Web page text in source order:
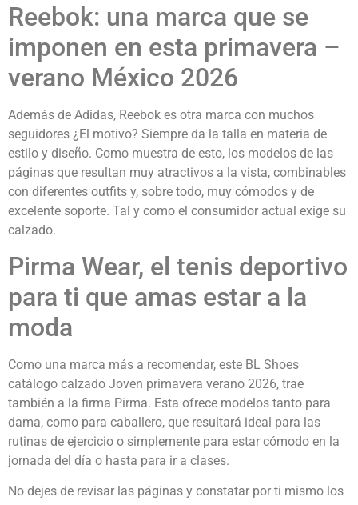
Reebok: una marca que se
imponen en esta primavera –
verano México 2026
Además de Adidas, Reebok es otra marca con muchos
seguidores ¿El motivo? Siempre da la talla en materia de
estilo y diseño. Como muestra de esto, los modelos de las
páginas que resultan muy atractivos a la vista, combinables
con diferentes outfits y, sobre todo, muy cómodos y de
excelente soporte. Tal y como el consumidor actual exige su
calzado.
Pirma Wear, el tenis deportivo
para ti que amas estar a la
moda
Como una marca más a recomendar, este BL Shoes
catálogo calzado Joven primavera verano 2026, trae
también a la firma Pirma. Esta ofrece modelos tanto para
dama, como para caballero, que resultará ideal para las
rutinas de ejercicio o simplemente para estar cómodo en la
jornada del día o hasta para ir a clases.
No dejes de revisar las páginas y constatar por ti mismo los